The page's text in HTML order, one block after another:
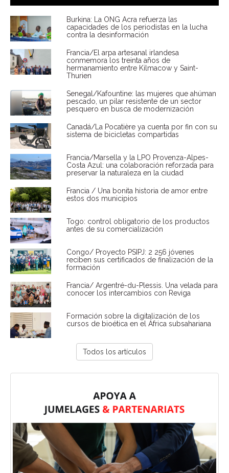
Burkina: La ONG Acra refuerza las
capacidades de los periodistas en la lucha
contra la desinformación
Francia/El arpa artesanal irlandesa
conmemora los treinta años de
hermanamiento entre Kilmacow y Saint-
Thurien
Senegal/Kafountine: las mujeres que ahúman
pescado, un pilar resistente de un sector
pesquero en busca de modernización
Canadá/La Pocatière ya cuenta por fin con su
sistema de bicicletas compartidas
Francia/Marsella y la LPO Provenza-Alpes-
Costa Azul: una colaboración reforzada para
preservar la naturaleza en la ciudad
Francia / Una bonita historia de amor entre
estos dos municipios
Togo: control obligatorio de los productos
antes de su comercialización
Congo/ Proyecto PSIPJ: 2 256 jóvenes
reciben sus certificados de finalización de la
formación
Francia/ Argentré-du-Plessis. Una velada para
conocer los intercambios con Reviga
Formación sobre la digitalización de los
cursos de bioética en el África subsahariana
Todos los artículos